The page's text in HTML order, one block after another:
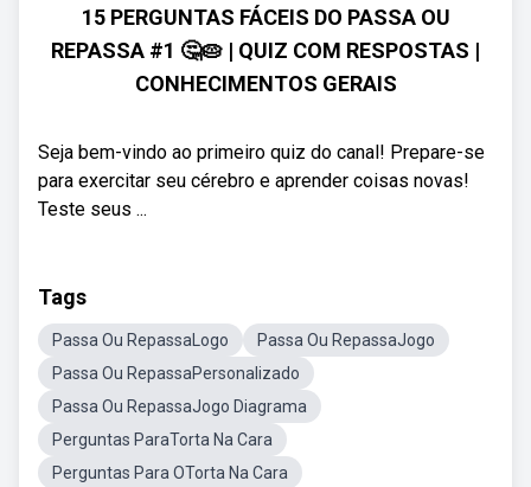
15 PERGUNTAS FÁCEIS DO PASSA OU
REPASSA #1 🤔🥧 | QUIZ COM RESPOSTAS |
CONHECIMENTOS GERAIS
Seja bem-vindo ao primeiro quiz do canal! Prepare-se
para exercitar seu cérebro e aprender coisas novas!
Teste seus ...
Tags
Passa Ou RepassaLogo
Passa Ou RepassaJogo
Passa Ou RepassaPersonalizado
Passa Ou RepassaJogo Diagrama
Perguntas ParaTorta Na Cara
Perguntas Para OTorta Na Cara